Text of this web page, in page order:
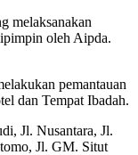
melaksanakan
oleh Aipda.
pemantauan
dan Tempat Ibadah.
Jl. Nusantara, Jl.
Jl. GM. Situt